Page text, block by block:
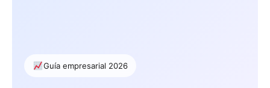
Guía empresarial 2026